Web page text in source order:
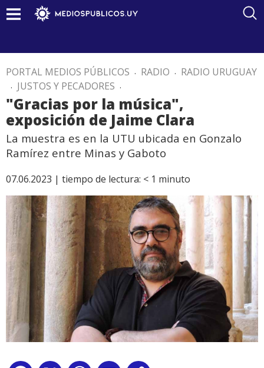
PORTAL MEDIOS PÚBLICOS . RADIO . RADIO URUGUAY
. JUSTOS Y PECADORES .
"Gracias por la música",
exposición de Jaime Clara
La muestra es en la UTU ubicada en Gonzalo
Ramírez entre Minas y Gaboto
07.06.2023 | tiempo de lectura: < 1 minuto